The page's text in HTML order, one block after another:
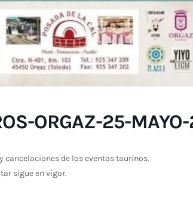
ORGAZ-25-
cancelaciones de los eventos taurinos.
sigue en vigor.